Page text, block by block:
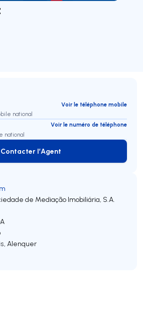
Voir le téléphone mobile
national
Voir le numéro de téléphone
national
Contacter l’Agent
Contacter l’Agent
de Mediação Imobiliária, S.A.
, Alenquer